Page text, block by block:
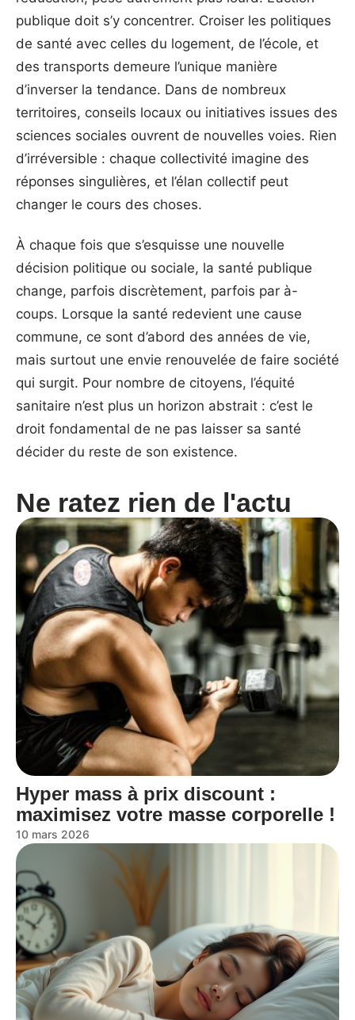
publique doit s’y concentrer. Croiser les politiques
de santé avec celles du logement, de l’école, et
des transports demeure l’unique manière
d’inverser la tendance. Dans de nombreux
territoires, conseils locaux ou initiatives issues des
sciences sociales ouvrent de nouvelles voies. Rien
d’irréversible : chaque collectivité imagine des
réponses singulières, et l’élan collectif peut
changer le cours des choses.
À chaque fois que s’esquisse une nouvelle
décision politique ou sociale, la santé publique
change, parfois discrètement, parfois par à-
coups. Lorsque la santé redevient une cause
commune, ce sont d’abord des années de vie,
mais surtout une envie renouvelée de faire société
qui surgit. Pour nombre de citoyens, l’équité
sanitaire n’est plus un horizon abstrait : c’est le
droit fondamental de ne pas laisser sa santé
décider du reste de son existence.
Ne ratez rien de l'actu
Hyper mass à prix discount :
maximisez votre masse corporelle !
10 mars 2026